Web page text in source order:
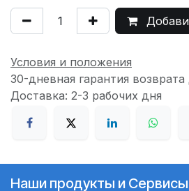
Условия и положения
30-дневная гарантия возврата
Доставка: 2-3 рабочих дня
Наши продукты и Сервисы